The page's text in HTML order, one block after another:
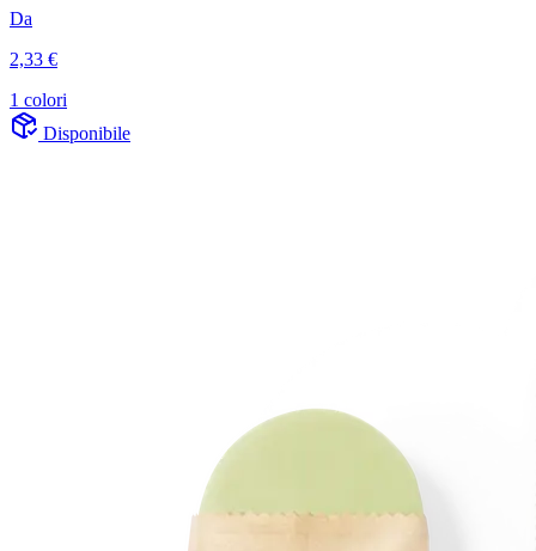
Da
2,33 €
1 colori
Disponibile